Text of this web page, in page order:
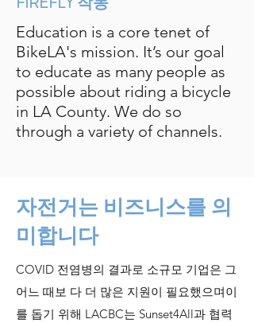
Education is a core tenet of
BikeLA's mission. It’s our goal
to educate as many people as
possible about riding a bicycle
in LA County. We do so
through a variety of channels.
자전거는 비즈니스를 의
미합니다
COVID 전염병의 결과로 소규모 기업은 그
어느 때보 다 더 많은 지원이 필요했으며이
를 돕기 위해 LACBC는 Sunset4All과 협력